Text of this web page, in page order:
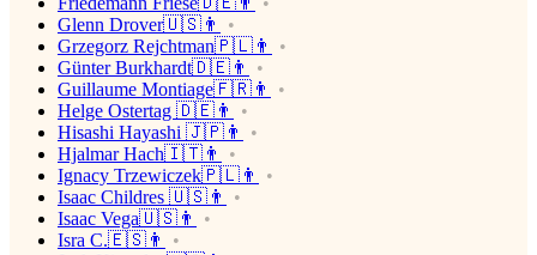
Glenn Drover🇺🇸👨
Grzegorz Rejchtman🇵🇱👨
Günter Burkhardt🇩🇪👨
Guillaume Montiage🇫🇷👨
Helge Ostertag 🇩🇪👨
Hisashi Hayashi 🇯🇵👨
Hjalmar Hach🇮🇹👨
Ignacy Trzewiczek🇵🇱👨
Isaac Childres 🇺🇸👨
Isaac Vega🇺🇸👨
Isra C.🇪🇸👨